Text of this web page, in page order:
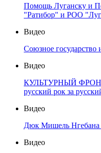
Помощь Луганску и
"Ратибор" и РОО
Видео
Союзное государство
Видео
КУЛЬТУРНЫЙ
русский рок за
Видео
Дюк Мишель Нгебана -
Видео